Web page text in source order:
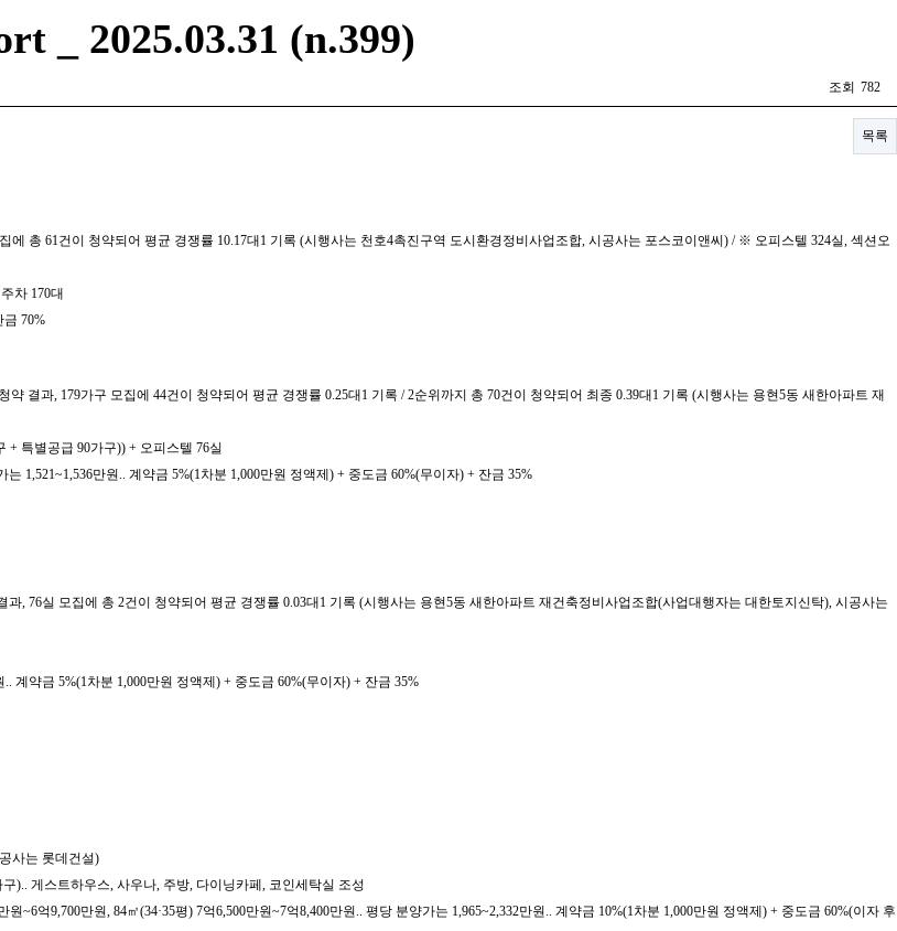
_ 2025.03.31 (n.399)
조회 782
목록
에 총 61건이 청약되어 평균 경쟁률 10.17대1 기록 (시행사는 천호4촉진구역 도시환경정비사업조합, 시공사는 포스코이앤씨) / ※ 오피스텔 324실, 섹션오
차 170대
금 70%
결과, 179가구 모집에 44건이 청약되어 평균 경쟁률 0.25대1 기록 / 2순위까지 총 70건이 청약되어 최종 0.39대1 기록 (시행사는 용현5동 새한아파트 재
+ 특별공급 90가구)) + 오피스텔 76실
1,521~1,536만원.. 계약금 5%(1차분 1,000만원 정액제) + 중도금 60%(무이자) + 잔금 35%
, 76실 모집에 총 2건이 청약되어 평균 경쟁률 0.03대1 기록 (시행사는 용현5동 새한아파트 재건축정비사업조합(사업대행자는 대한토지신탁), 시공사는
계약금 5%(1차분 1,000만원 정액제) + 중도금 60%(무이자) + 잔금 35%
사는 롯데건설)
구).. 게스트하우스, 사우나, 주방, 다이닝카페, 코인세탁실 조성
~6억9,700만원, 84㎡(34·35평) 7억6,500만원~7억8,400만원.. 평당 분양가는 1,965~2,332만원.. 계약금 10%(1차분 1,000만원 정액제) + 중도금 60%(이자 후